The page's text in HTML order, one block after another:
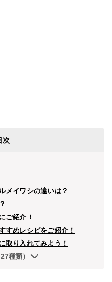
次
メイワシの違いは？
ご紹介！
すめレシピをご紹介！
取り入れてみよう！
種類）